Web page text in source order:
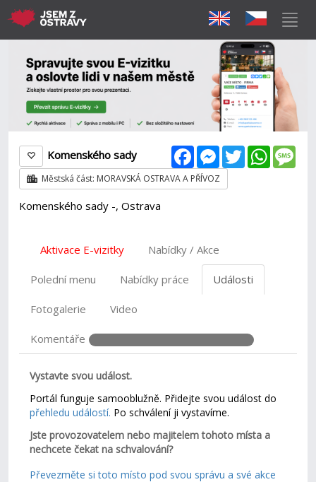
FacebookMessenger
Twitter
Komenského sady
Městská část: MORAVSKÁ OSTRAVA A PŘÍVOZ
Komenského sady -, Ostrava
Aktivace E-vizitky Nabídky / Akce
Polední menu Nabídky práce Události
Fotogalerie Video
Komentáře
Vystavte svou událost.
Portál funguje samooblužně. Přidejte svou událost do
přehledu událostí. Po schválení ji vystavíme.
Jste provozovatelem nebo majitelem tohoto místa a
nechcete čekat na schvalování?
Převezměte si toto místo pod svou správu a své akce